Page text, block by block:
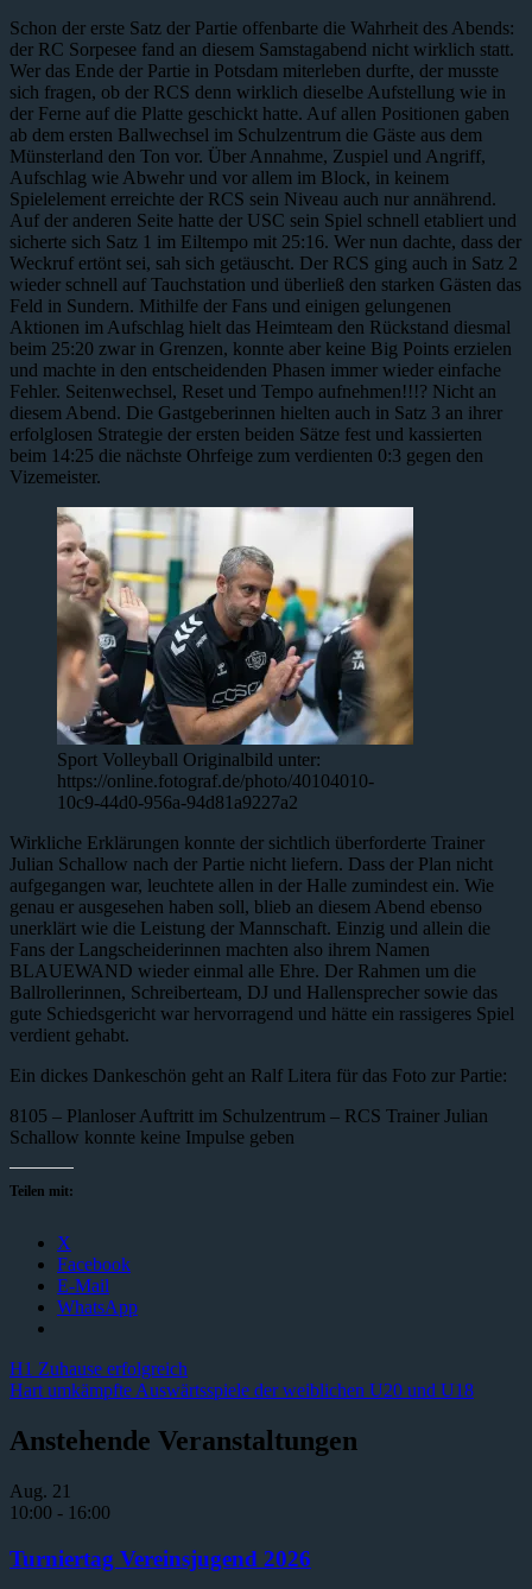
Schon der erste Satz der Partie offenbarte die Wahrheit des Abends:
der RC Sorpesee fand an diesem Samstagabend nicht wirklich statt.
Wer das Ende der Partie in Potsdam miterleben durfte, der musste
sich fragen, ob der RCS denn wirklich dieselbe Aufstellung wie in
der Ferne auf die Platte geschickt hatte. Auf allen Positionen gaben
ab dem ersten Ballwechsel im Schulzentrum die Gäste aus dem
Münsterland den Ton vor. Über Annahme, Zuspiel und Angriff,
Aufschlag wie Abwehr und vor allem im Block, in keinem
Spielelement erreichte der RCS sein Niveau auch nur annährend.
Auf der anderen Seite hatte der USC sein Spiel schnell etabliert und
sicherte sich Satz 1 im Eiltempo mit 25:16. Wer nun dachte, dass der
Weckruf ertönt sei, sah sich getäuscht. Der RCS ging auch in Satz 2
wieder schnell auf Tauchstation und überließ den starken Gästen das
Feld in Sundern. Mithilfe der Fans und einigen gelungenen
Aktionen im Aufschlag hielt das Heimteam den Rückstand diesmal
beim 25:20 zwar in Grenzen, konnte aber keine Big Points erzielen
und machte in den entscheidenden Phasen immer wieder einfache
Fehler. Seitenwechsel, Reset und Tempo aufnehmen!!!? Nicht an
diesem Abend. Die Gastgeberinnen hielten auch in Satz 3 an ihrer
erfolglosen Strategie der ersten beiden Sätze fest und kassierten
beim 14:25 die nächste Ohrfeige zum verdienten 0:3 gegen den
Vizemeister.
Sport Volleyball Originalbild unter:
https://online.fotograf.de/photo/40104010-
10c9-44d0-956a-94d81a9227a2
Wirkliche Erklärungen konnte der sichtlich überforderte Trainer
Julian Schallow nach der Partie nicht liefern. Dass der Plan nicht
aufgegangen war, leuchtete allen in der Halle zumindest ein. Wie
genau er ausgesehen haben soll, blieb an diesem Abend ebenso
unerklärt wie die Leistung der Mannschaft. Einzig und allein die
Fans der Langscheiderinnen machten also ihrem Namen
BLAUEWAND wieder einmal alle Ehre. Der Rahmen um die
Ballrollerinnen, Schreiberteam, DJ und Hallensprecher sowie das
gute Schiedsgericht war hervorragend und hätte ein rassigeres Spiel
verdient gehabt.
Ein dickes Dankeschön geht an Ralf Litera für das Foto zur Partie:
8105 – Planloser Auftritt im Schulzentrum – RCS Trainer Julian
Schallow konnte keine Impulse geben
Teilen mit:
X
Facebook
E-Mail
WhatsApp
Beitragsnavigation
Vorheriger
Beitrag:
H1 Zuhause erfolgreich
Nächster
Hart umkämpfte Auswärtsspiele der weiblichen U20 und U18
Anstehende Veranstaltungen
Aug. 21
10:00 - 16:00
Turniertag Vereinsjugend 2026